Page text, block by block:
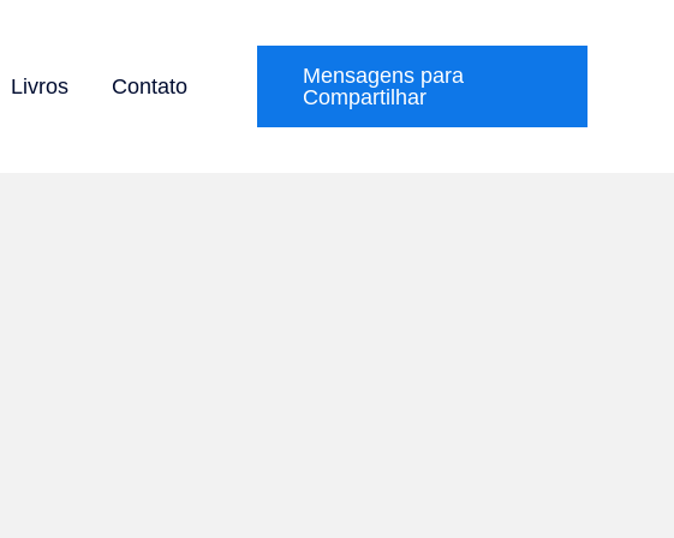
Livros Contato
Mensagens para
Compartilhar